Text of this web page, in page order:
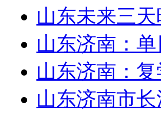
山东未来三
山东济南：
山东济南：
山东济南市